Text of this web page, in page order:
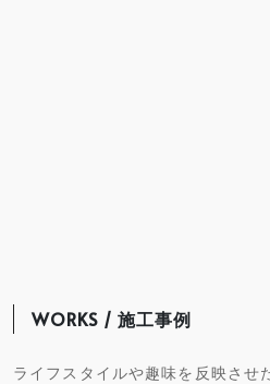
WORKS / 施工事例
ライフスタイルや趣味を反映させ